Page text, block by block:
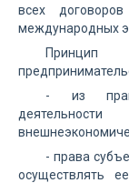
всех
международных
Принцип
- из права
- права
осуществлять